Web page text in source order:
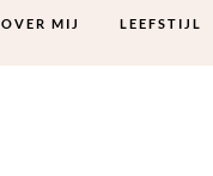
OVER MIJ LEEFSTIJL